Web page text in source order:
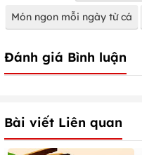
Món ngon mỗi ngày từ cá
Đánh giá Bình luận
Bài viết Liên quan